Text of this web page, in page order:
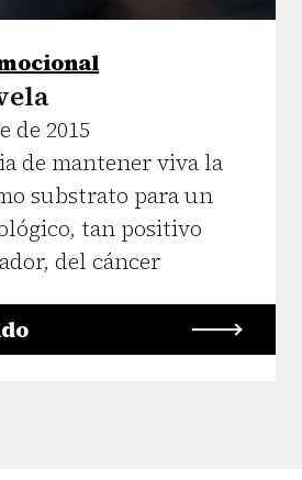
de 2015
de mantener viva la
substrato para un
tan positivo
del cáncer